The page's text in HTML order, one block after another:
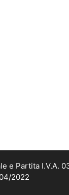
e Partita I.V.A.
2022